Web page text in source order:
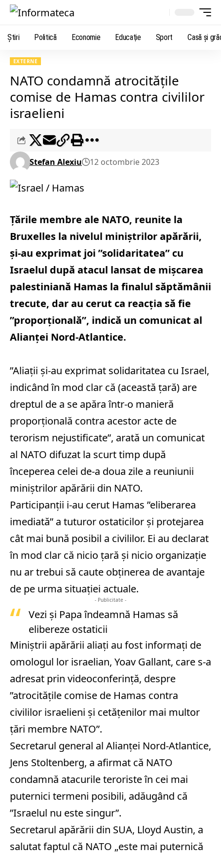
Știri Politică Economie Educaţie Sport Casă şi
EXTERNE
NATO condamnă atrocităţile
comise de Hamas contra civililor
israelieni
Stefan Alexiu 12 octombrie 2023
Ţările membre ale NATO, reunite la
Bruxelles la nivelul miniştrilor apărării,
şi-au exprimat joi ”solidaritatea” cu
Israelul după atacul lansat de mişcarea
palestiniană Hamas la finalul săptămânii
trecute, dar au cerut ca reacţia să fie
”proporţională”, indică un comunicat al
Alianţei Nord-Atlantice.
”Aliaţii şi-au exprimat solidaritatea cu Israel,
indicând în mod clar că (această ţară) are
dreptul de a se apăra într-o manieră
proporţională contra acestor acte de
terorism nejustificate”, arată un comunicat
al NATO difuzat la scurt timp după
începerea celei de-a doua zile a reuniunii
miniştrilor apărării din NATO.
Participanţii i-au cerut Hamas ”eliberarea
imediată” a tuturor ostaticilor şi protejarea
cât mai bună posibil a civililor. Ei au declarat
în mod clar că nicio ţară şi nicio organizaţie
nu ar trebui să caute obţinerea de avantaje
de pe urma situaţiei actuale.
- Publicitate -
Vezi și Papa îndeamnă Hamas să
elibereze ostaticii
Miniştrii apărării aliaţi au fost informaţi de
omologul lor israelian, Yoav Gallant, care s-a
adresat prin videoconferinţă, despre
”atrocităţile comise de Hamas contra
civililor israelieni şi cetăţenilor mai multor
ţări membre NATO”.
Secretarul general al Alianţei Nord-Atlantice,
Jens Stoltenberg, a afirmat că NATO
condamnă atacurile teroriste în cei mai
puternici termeni posibili, adăugând că
”Israelul nu este singur”.
Secretarul apărării din SUA, Lloyd Austin, a
salutat faptul că NATO „este mai puternică